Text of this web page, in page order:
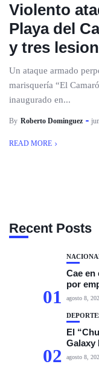
Violento
Playa del
y tres
Un ataque armado
marisquería “El
inaugurado en...
By Roberto Dominguez
READ MORE
Recent Posts
01
Cae
por
agosto 8,
02
El
Galaxy
agosto 8,